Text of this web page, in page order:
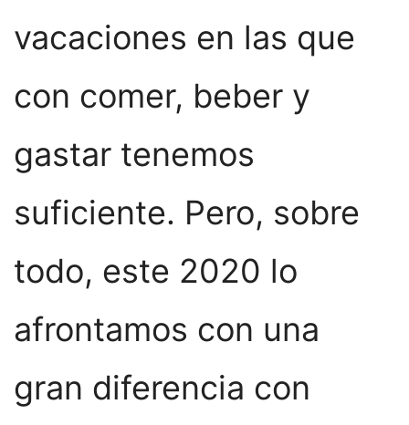
vacaciones en las que
con comer, beber y
gastar tenemos
suficiente. Pero, sobre
todo, este 2020 lo
afrontamos con una
gran diferencia con